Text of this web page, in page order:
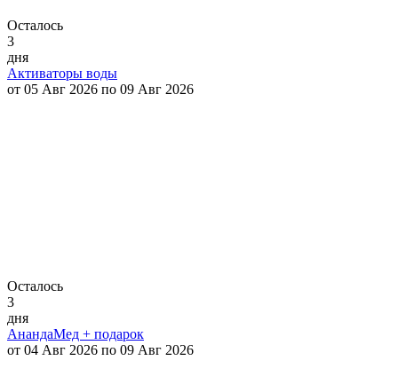
Осталось
3
дня
Активаторы воды
от 05 Авг 2026 по 09 Авг 2026
Осталось
3
дня
АнандаМед + подарок
от 04 Авг 2026 по 09 Авг 2026